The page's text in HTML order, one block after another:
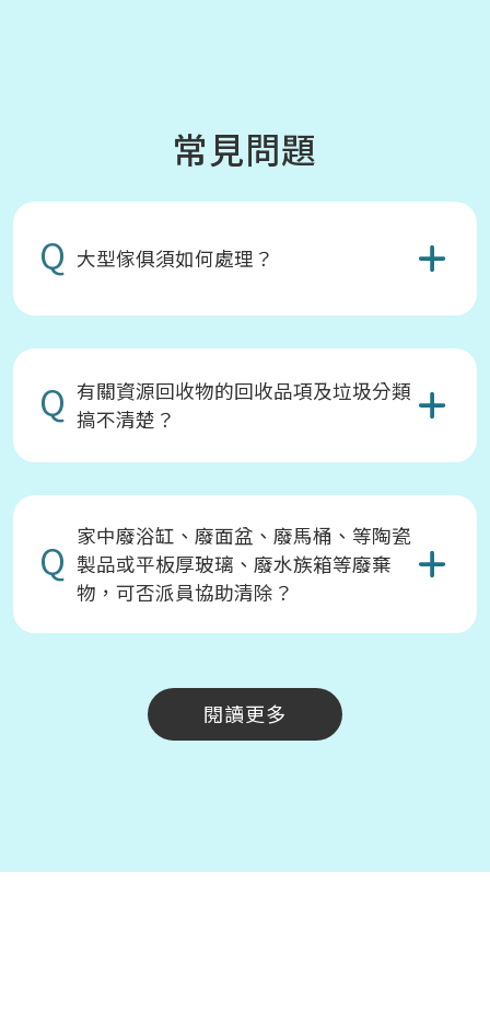
常見問題
Q 大型傢俱須如何處理？
Q 有關資源回收物的回收品項及垃圾分類
搞不清楚？
Q 家中廢浴缸、廢面盆、廢馬桶、等陶瓷
製品或平板厚玻璃、廢水族箱等廢棄
物，可否派員協助清除？
閱讀更多